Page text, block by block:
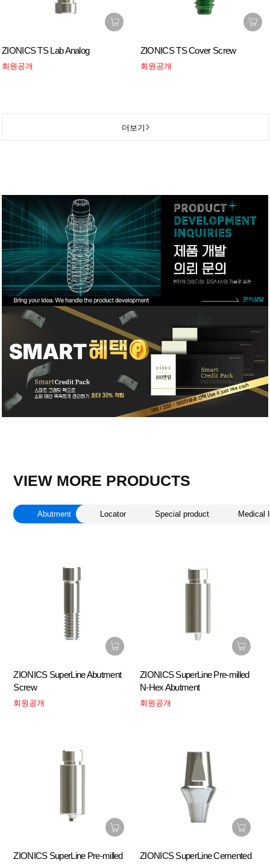
ZIONICS TS Lab Analog
회원공개
ZIONICS TS Cover Screw
회원공개
더보기
VIEW MORE PRODUCTS
Abutment Locator Special product Medical
ZIONICS SuperLine Abutment
Screw
회원공개
ZIONICS SuperLine Pre-milled
N-Hex Abutment
회원공개
ZIONICS SuperLine Pre-milled
ZIONICS SuperLine Cemented